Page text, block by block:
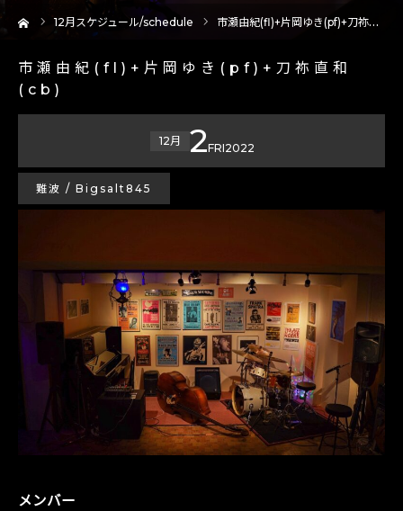
12月スケジュール/schedule 市瀬由紀(fl)+片岡ゆき(pf)+刀祢直和(cb)
市瀬由紀(fl)+片岡ゆき(pf)+刀祢直和
(cb)
12月 2FRI2022
難波 / Bigsalt845
メンバー